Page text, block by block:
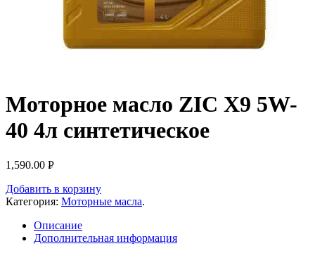
Моторное масло ZIC X9 5W-
40 4л синтетическое
1,590.00 Р
Добавить в корзину
Категория: Моторные масла.
Описание
Дополнительная информация